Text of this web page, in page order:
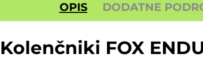
OPIS DODATNE
Kolenčniki FOX